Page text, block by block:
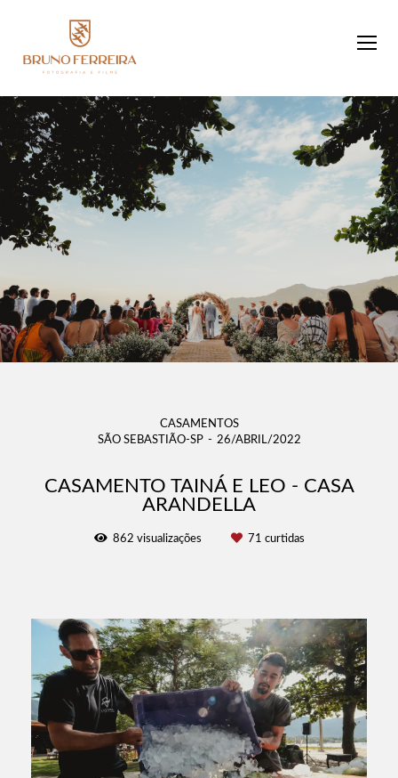
CASAMENTOS
SÃO SEBASTIÃO-SP
26/ABRIL/2022
CASAMENTO TAINÁ E LEO - CASA
ARANDELLA
862 visualizações 71 curtidas